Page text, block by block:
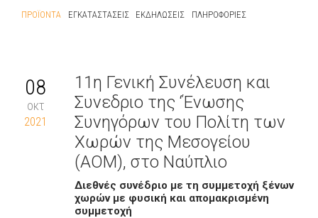
ΠΡΟΪΌΝΤΑ ΕΓΚΑΤΑΣΤΆΣΕΙΣ ΕΚΔΗΛΏΣΕΙΣ ΠΛΗΡΟΦΟΡΊΕΣ
08
οκτ
2021
11η Γενική Συνέλευση και
Συνεδριο της ‘Ένωσης
Συνηγόρων του Πολίτη των
Χωρών της Μεσογείου
(ΑΟΜ), στο Ναύπλιο
Διεθνές συνέδριο με τη συμμετοχή ξένων
χωρών με φυσική και απομακρισμένη
συμμετοχή